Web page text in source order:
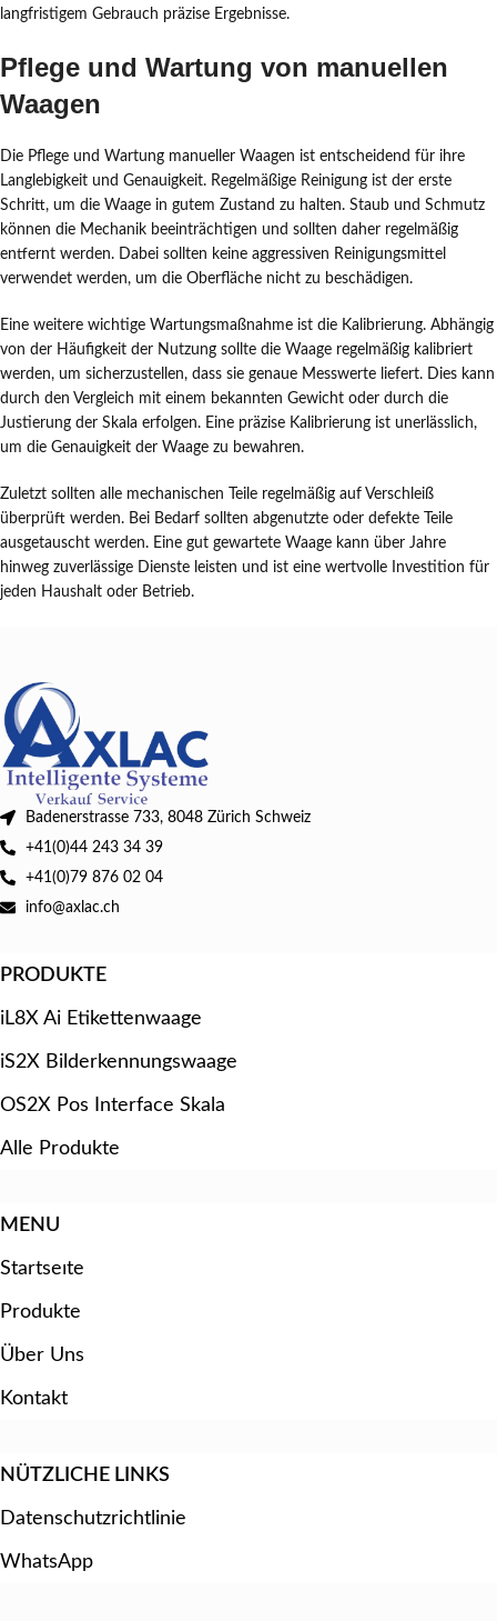
langfristigem Gebrauch präzise Ergebnisse.
Pflege und Wartung von manuellen
Waagen
Die Pflege und Wartung manueller Waagen ist entscheidend für ihre
Langlebigkeit und Genauigkeit. Regelmäßige Reinigung ist der erste
Schritt, um die Waage in gutem Zustand zu halten. Staub und Schmutz
können die Mechanik beeinträchtigen und sollten daher regelmäßig
entfernt werden. Dabei sollten keine aggressiven Reinigungsmittel
verwendet werden, um die Oberfläche nicht zu beschädigen.
Eine weitere wichtige Wartungsmaßnahme ist die Kalibrierung. Abhängig
von der Häufigkeit der Nutzung sollte die Waage regelmäßig kalibriert
werden, um sicherzustellen, dass sie genaue Messwerte liefert. Dies kann
durch den Vergleich mit einem bekannten Gewicht oder durch die
Justierung der Skala erfolgen. Eine präzise Kalibrierung ist unerlässlich,
um die Genauigkeit der Waage zu bewahren.
Zuletzt sollten alle mechanischen Teile regelmäßig auf Verschleiß
überprüft werden. Bei Bedarf sollten abgenutzte oder defekte Teile
ausgetauscht werden. Eine gut gewartete Waage kann über Jahre
hinweg zuverlässige Dienste leisten und ist eine wertvolle Investition für
jeden Haushalt oder Betrieb.
Badenerstrasse 733, 8048 Zürich Schweiz
+41(0)44 243 34 39
+41(0)79 876 02 04
info@axlac.ch
PRODUKTE
iL8X Ai Etikettenwaage
iS2X Bilderkennungswaage
OS2X Pos Interface Skala
Alle Produkte
MENU
Startseıte
Produkte
Über Uns
Kontakt
NÜTZLICHE LINKS
Datenschutzrichtlinie
WhatsApp